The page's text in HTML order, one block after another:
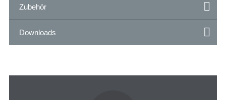
Zubehör
Downloads